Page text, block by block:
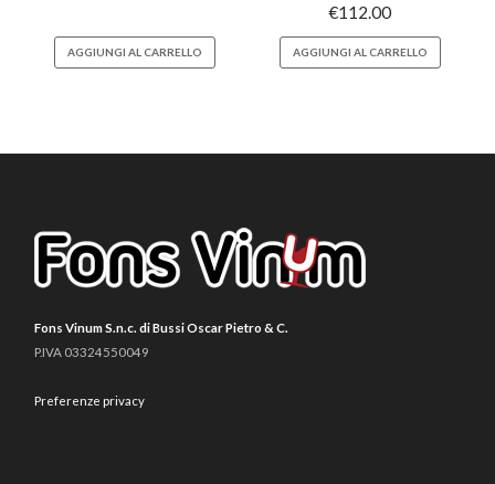
AGGIUNGI AL CARRELLO
€112.00
AGGIUNGI AL CARRELLO
Fons Vinum S.n.c. di Bussi Oscar Pietro & C.
P.IVA 03324550049
Preferenze privacy